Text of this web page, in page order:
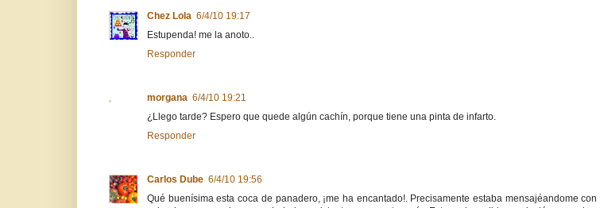
Chez Lola 6/4/10 19:17
Estupenda! me la anoto..
Responder
morgana 6/4/10 19:21
¿Llego tarde? Espero que quede algún cachín, porque tiene una pinta de infarto.
Responder
Carlos Dube 6/4/10 19:56
Qué buenísima esta coca de panadero, ¡me ha encantado!. Precisamente estaba mensajéandome